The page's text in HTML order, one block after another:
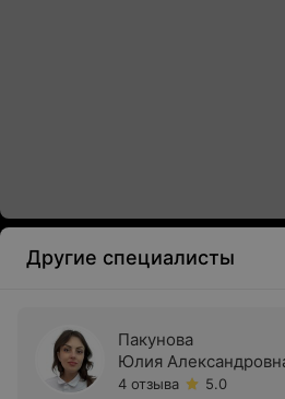
Другие специалисты
Пакунова
Юлия
4 отзыва
5.0